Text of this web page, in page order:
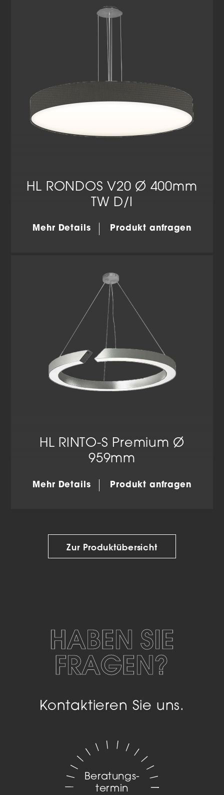
HL RONDOS V20 Ø 400mm
TW D/I
Mehr Details Produkt anfragen
HL RINTO-S Premium Ø
959mm
Mehr Details Produkt anfragen
Zur Produktübersicht
HABEN SIE
FRAGEN?
Kontaktieren Sie uns.
Beratungs­
termin
Datenschutzerklärung